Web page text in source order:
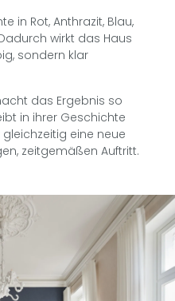
in Rot, Anthrazit, Blau,
wirkt das Haus
sondern klar
das Ergebnis so
in ihrer Geschichte
eine neue
zeitgemäßen Auftritt.